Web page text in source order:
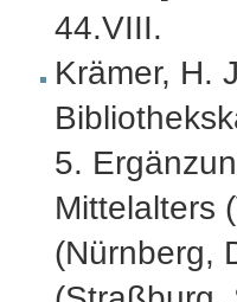
44.VIII.
Krämer, H.
5.
Mittelalters
(Nürnberg,